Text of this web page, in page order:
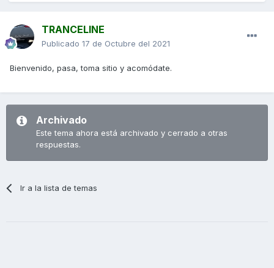
TRANCELINE
Publicado 17 de Octubre del 2021
Bienvenido, pasa, toma sitio y acomódate.
Archivado
Este tema ahora está archivado y cerrado a otras
respuestas.
Ir a la lista de temas